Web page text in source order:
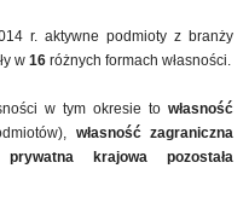
r. aktywne podmioty z branży
w 16 różnych formach własności.
w tym okresie to własność
własność zagraniczna
prywatna krajowa pozostała